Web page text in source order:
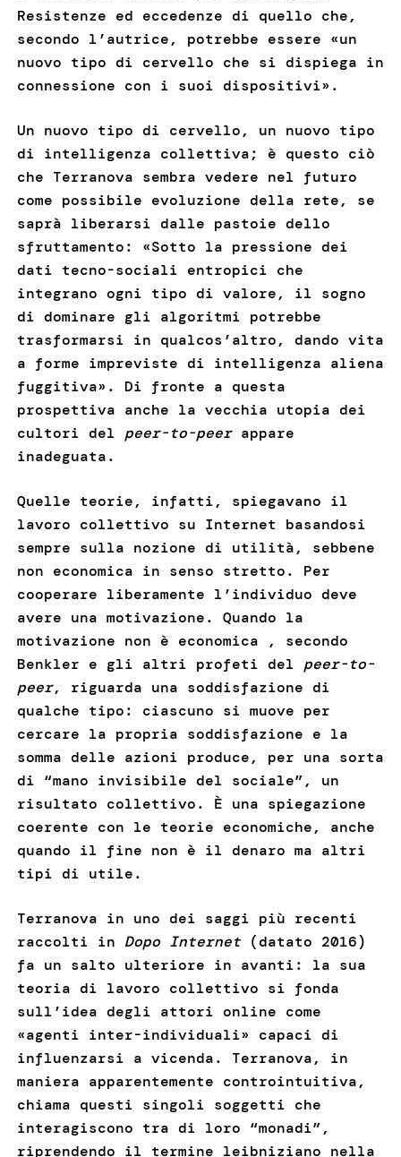
Resistenze ed eccedenze di quello che,
secondo l’autrice, potrebbe essere «un
nuovo tipo di cervello che si dispiega in
connessione con i suoi dispositivi».
Un nuovo tipo di cervello, un nuovo tipo
di intelligenza collettiva; è questo ciò
che Terranova sembra vedere nel futuro
come possibile evoluzione della rete, se
saprà liberarsi dalle pastoie dello
sfruttamento: «Sotto la pressione dei
dati tecno-sociali entropici che
integrano ogni tipo di valore, il sogno
di dominare gli algoritmi potrebbe
trasformarsi in qualcos’altro, dando vita
a forme impreviste di intelligenza aliena
fuggitiva». Di fronte a questa
prospettiva anche la vecchia utopia dei
cultori del peer-to-peerappare
inadeguata.
Quelle teorie, infatti, spiegavano il
lavoro collettivo su Internet basandosi
sempre sulla nozione di utilità, sebbene
non economica in senso stretto. Per
cooperare liberamente l’individuo deve
avere una motivazione. Quando la
motivazione non è economica , secondo
Benkler e gli altri profeti del peer-to-
peer, riguarda una soddisfazione di
qualche tipo: ciascuno si muove per
cercare la propria soddisfazione e la
somma delle azioni produce, per una sorta
di “mano invisibile del sociale”, un
risultato collettivo. È una spiegazione
coerente con le teorie economiche, anche
quando il fine non è il denaro ma altri
tipi di utile.
Terranova in uno dei saggi più recenti
raccolti in Dopo Internet (datato 2016)
fa un salto ulteriore in avanti: la sua
teoria di lavoro collettivo si fonda
sull’idea degli attori online come
«agenti inter-individuali» capaci di
influenzarsi a vicenda. Terranova, in
maniera apparentemente controintuitiva,
chiama questi singoli soggetti che
interagiscono tra di loro “monadi”,
riprendendo il termine leibniziano nella